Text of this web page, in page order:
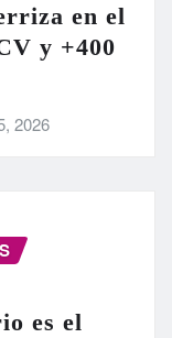
en el
y +400
2026
es el